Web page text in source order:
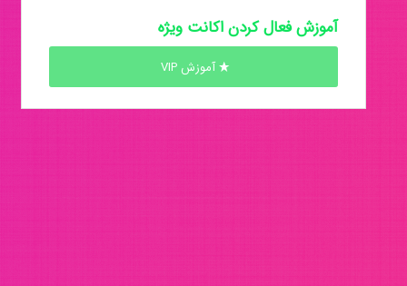
آموزش فعال کردن اکانت ویژه
آموزش VIP